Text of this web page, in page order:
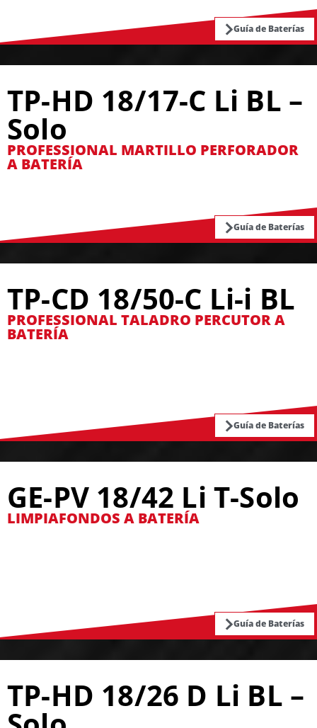
Guía de Baterías
TP-HD 18/17-C Li BL –
Solo
PROFESSIONAL MARTILLO PERFORADOR
A BATERÍA
Guía de Baterías
TP-CD 18/50-C Li-i BL
PROFESSIONAL TALADRO PERCUTOR A
BATERÍA
Guía de Baterías
GE-PV 18/42 Li T-Solo
LIMPIAFONDOS A BATERÍA
Guía de Baterías
TP-HD 18/26 D Li BL –